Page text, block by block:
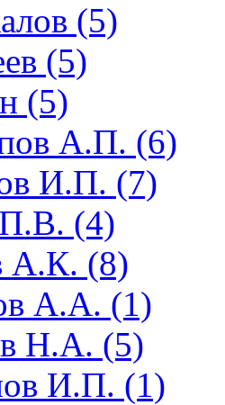
(5)
(5)
(5)
А.П. (6)
И.П. (7)
(4)
А.К. (8)
А.А. (1)
Н.А. (5)
И.П. (1)